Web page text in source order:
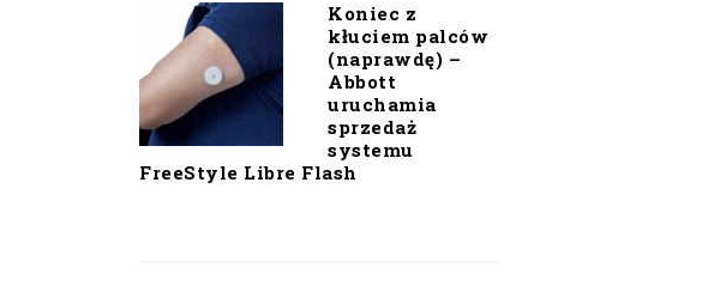
Koniec z
kłuciem palców
(naprawdę) –
Abbott
uruchamia
sprzedaż
systemu
FreeStyle Libre Flash